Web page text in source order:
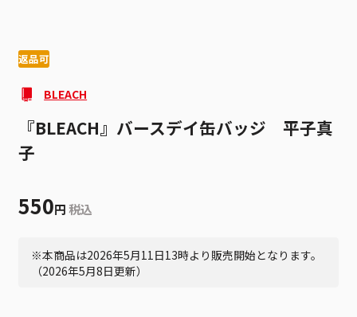
返品可
BLEACH
『BLEACH』バースデイ缶バッジ 平子真
子
550円 税込
※本商品は2026年5月11日13時より販売開始となります。
（2026年5月8日更新）